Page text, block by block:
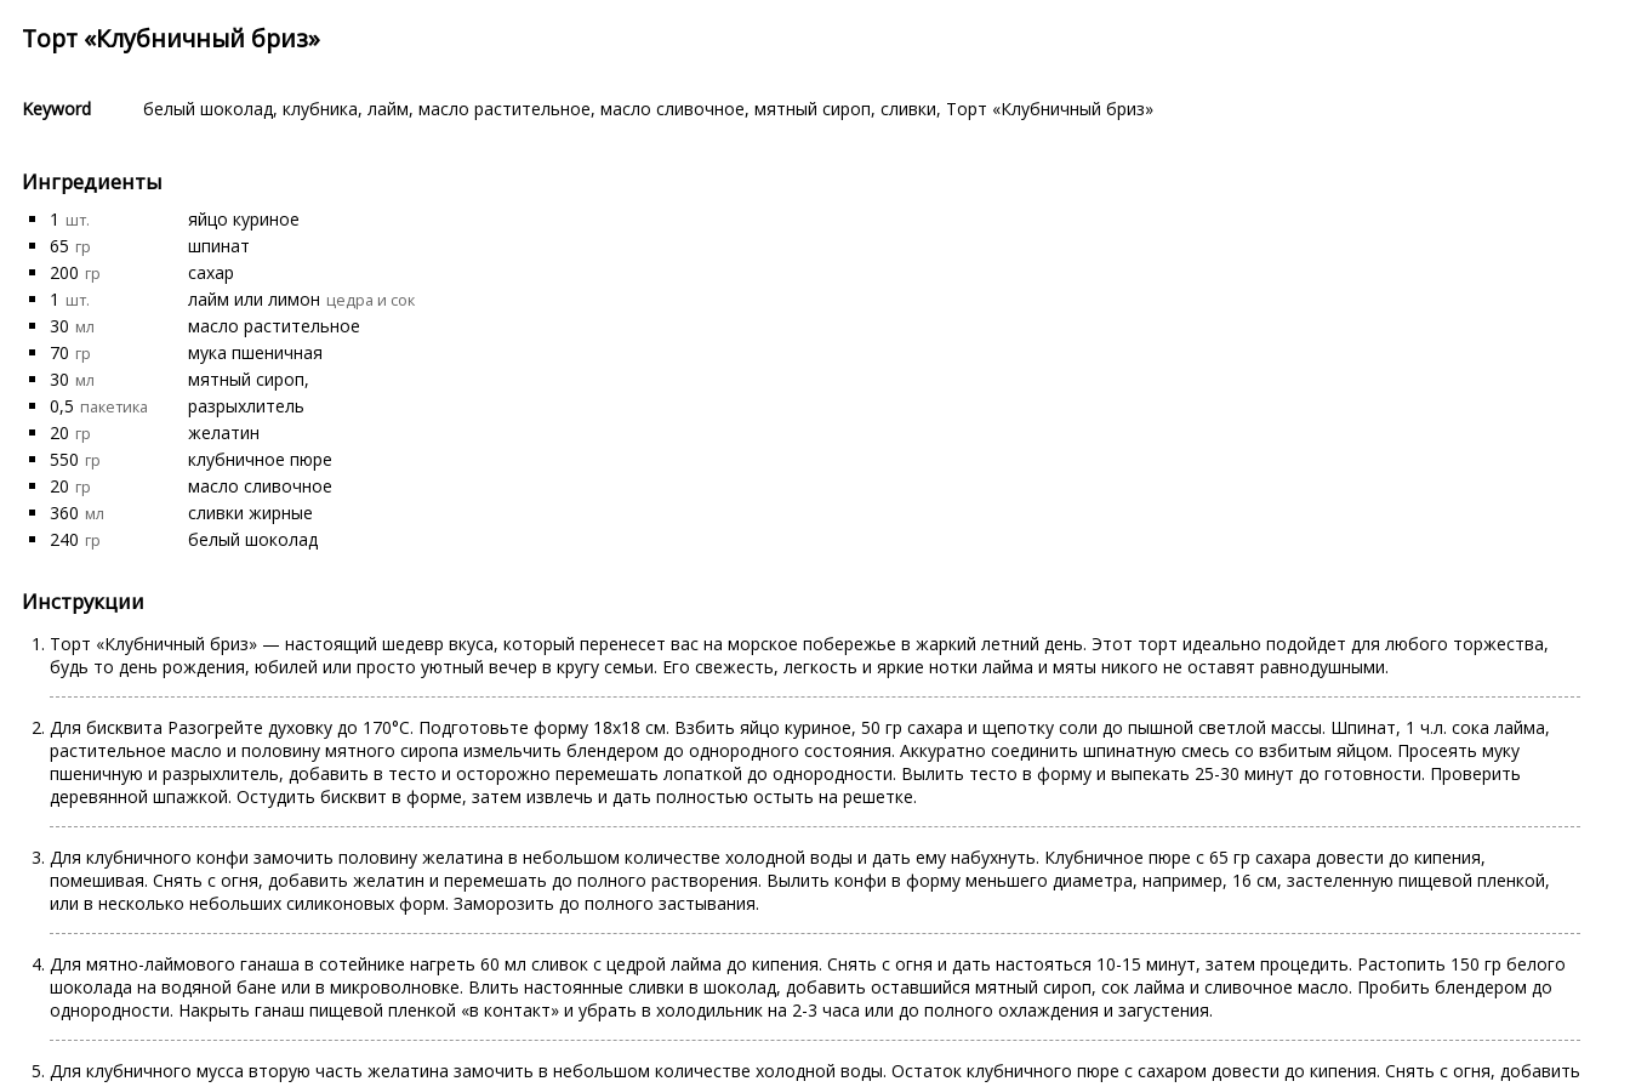
Торт «Клубничный бриз»
Keyword белый шоколад, клубника, лайм, масло растительное, масло сливочное, мятный сироп, сливки, Торт «Клубничный бриз»
Ингредиенты
1 шт.
яйцо куриное
65 гр
шпинат
200 гр
сахар
1 шт. лайм или лимон цедра и сок
30 мл
масло растительное
70 гр
мука пшеничная
30 мл
мятный сироп,
0,5 пакетика
разрыхлитель
20 гр
желатин
550 гр
клубничное пюре
20 гр
масло сливочное
360 мл
сливки жирные
240 гр белый шоколад
Инструкции
Торт «Клубничный бриз» — настоящий шедевр вкуса, который перенесет вас на морское побережье в жаркий летний день. Этот торт идеально подойдет для любого торжества,
будь то день рождения, юбилей или просто уютный вечер в кругу семьи. Его свежесть, легкость и яркие нотки лайма и мяты никого не оставят равнодушными.
Для бисквита Разогрейте духовку до 170°C. Подготовьте форму 18х18 см. Взбить яйцо куриное, 50 гр сахара и щепотку соли до пышной светлой массы. Шпинат, 1 ч.л. сока лайма,
растительное масло и половину мятного сиропа измельчить блендером до однородного состояния. Аккуратно соединить шпинатную смесь со взбитым яйцом. Просеять муку
пшеничную и разрыхлитель, добавить в тесто и осторожно перемешать лопаткой до однородности. Вылить тесто в форму и выпекать 25-30 минут до готовности. Проверить
деревянной шпажкой. Остудить бисквит в форме, затем извлечь и дать полностью остыть на решетке.
Для клубничного конфи замочить половину желатина в небольшом количестве холодной воды и дать ему набухнуть. Клубничное пюре с 65 гр сахара довести до кипения,
помешивая. Снять с огня, добавить желатин и перемешать до полного растворения. Вылить конфи в форму меньшего диаметра, например, 16 см, застеленную пищевой пленкой,
или в несколько небольших силиконовых форм. Заморозить до полного застывания.
Для мятно-лаймового ганаша в сотейнике нагреть 60 мл сливок с цедрой лайма до кипения. Снять с огня и дать настояться 10-15 минут, затем процедить. Растопить 150 гр белого
шоколада на водяной бане или в микроволновке. Влить настоянные сливки в шоколад, добавить оставшийся мятный сироп, сок лайма и сливочное масло. Пробить блендером до
однородности. Накрыть ганаш пищевой пленкой «в контакт» и убрать в холодильник на 2-3 часа или до полного охлаждения и загустения.
Для клубничного мусса вторую часть желатина замочить в небольшом количестве холодной воды. Остаток клубничного пюре с сахаром довести до кипения. Снять с огня, добавить